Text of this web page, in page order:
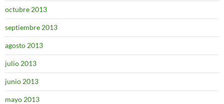
octubre 2013
septiembre 2013
agosto 2013
julio 2013
junio 2013
mayo 2013